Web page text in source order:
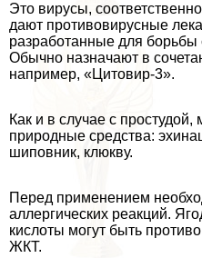
Это вирусы,
дают противовирусные
разработанные для
Обычно назначают в
например, «Цитовир-3».
Как и в случае с
природные средства:
шиповник, клюкву.
Перед применением
аллергических реакций.
кислоты могут быть
ЖКТ.